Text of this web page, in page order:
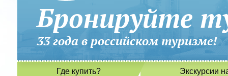
Бронируйте
33 года в российском
Где купить? Экскурсии